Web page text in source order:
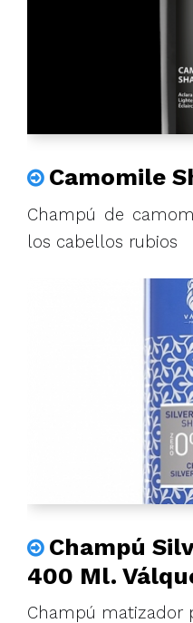
Camomile
Champú de
los cabellos rubios
Champú
400 Ml.
Champú matizador